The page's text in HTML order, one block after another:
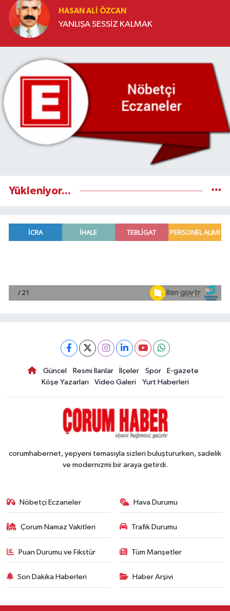
HASAN ALI ÖZCAN
YANLIŞA SESSİZ KALMAK
Yükleniyor...
Güncel Resmi İlanlar İlçeler Spor
E-gazete
Köşe Yazarları
Video Galeri Yurt Haberleri
corumhabernet, yepyeni temasıyla sizleri buluştururken, sadelik
ve modernizmi bir araya getirdi.
Nöbetçi Eczaneler Hava Durumu
Çorum Namaz Vakitleri Trafik Durumu
Puan Durumu ve Fikstür Tüm Manşetler
Son Dakika Haberleri Haber Arşivi